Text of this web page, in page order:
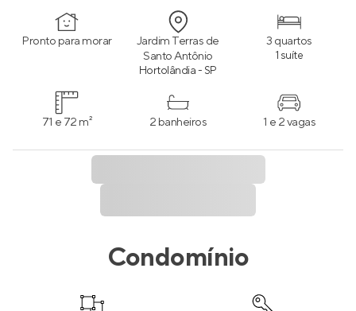
Pronto para morar
Jardim Terras de
Santo Antônio
Hortolândia - SP
3 quartos
1 suíte
71 e 72 m² 2 banheiros 1 e 2 vagas
Condomínio